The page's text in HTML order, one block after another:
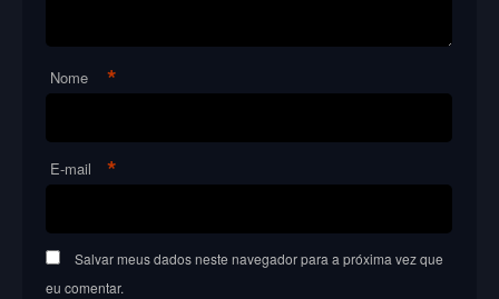
Nome *
E-mail *
Salvar meus dados neste navegador para a próxima vez que
eu comentar.